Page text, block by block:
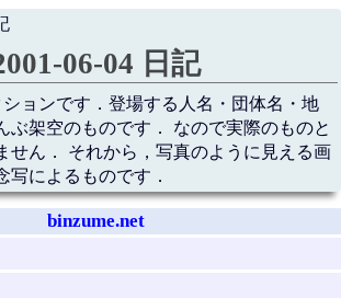
06-04 日記
ョンです．登場する人名・団体名・地
ぶ架空のものです． なので実際のものと
せん． それから，写真のように見える画
写によるものです．
binzume.net